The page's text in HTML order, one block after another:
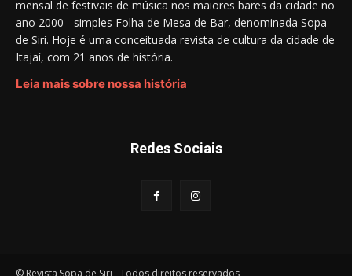
mensal de festivais de música nos maiores bares da cidade no
ano 2000 - simples Folha de Mesa de Bar, denominada Sopa
de Siri. Hoje é uma conceituada revista de cultura da cidade de
Itajaí, com 21 anos de história.
Leia mais sobre nossa história
Redes Sociais
© Revista Sopa de Siri - Todos direitos reservados